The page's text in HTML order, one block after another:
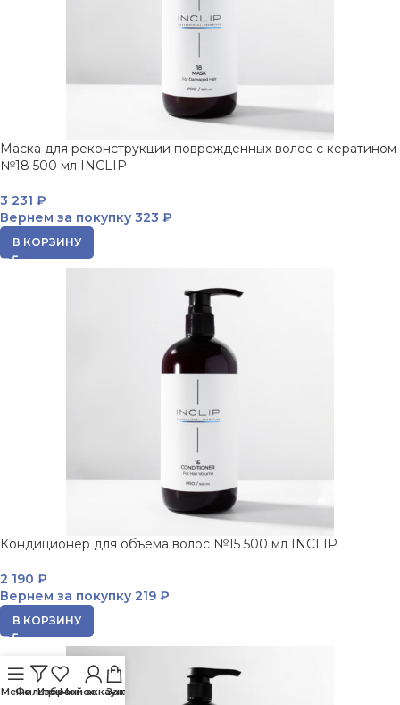
Маска для реконструкции поврежденных волос с кератином
№18 500 мл INCLIP
3 231 ₽
Вернем за покупку 323 ₽
В КОРЗИНУ
Кондиционер для объема волос №15 500 мл INCLIP
2 190 ₽
Вернем за покупку 219 ₽
В КОРЗИНУ
МенюФильтры
Избранное
Мой аккаунт
Заказ